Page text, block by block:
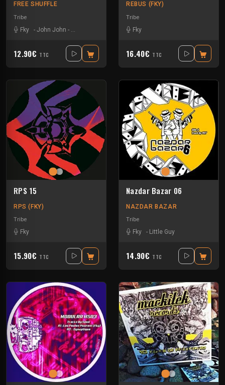
FREE SHUFFLE
Tribe
Fky
- John John - RemedyJ Samshoot -Sdefzone
12.90€ TTC
REBUS (FKY)
Tribe
Fky
16.40€ TTC
RPS 15
RPS (FKY)
Tribe
Fky
15.90€ TTC
Nazdar Bazar 06
NAZDAR BAZAR
Tribe
Fky
- Little Guy
14.90€ TTC